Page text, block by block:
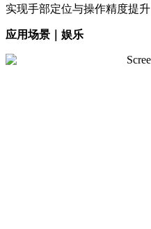
实现手部定位与操作精度提升
应用场景｜娱乐